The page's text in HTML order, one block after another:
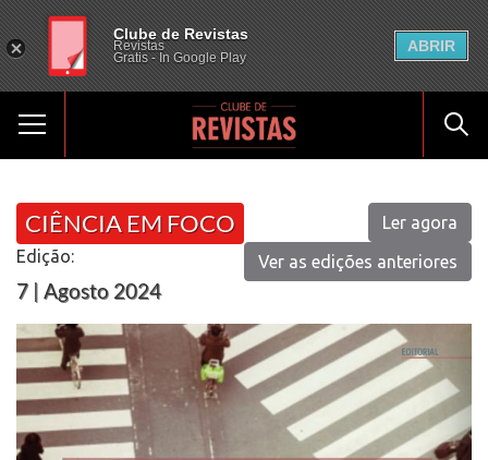
CIÊNCIA EM FOCO
Edição:
7 | Agosto 2024
Ler agora
Ver as edições anteriores
Clube de Revistas
Revistas
Gratis - In Google Play
ABRIR